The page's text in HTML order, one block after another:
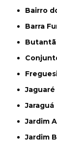
Bairro
Barra
Butantã
Jaguaré
Jaraguá
Jardim
Jardim